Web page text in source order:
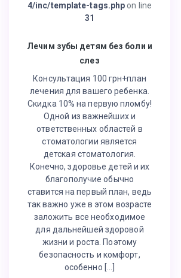
4/inc/template-tags.php on line
31
Лечим зубы детям без боли и
слез
Консультация 100 грн+план
лечения для вашего ребенка.
Скидка 10% на первую пломбу!
Одной из важнейших и
ответственных областей в
стоматологии является
детская стоматология.
Конечно, здоровье детей и их
благополучие обычно
ставится на первый план, ведь
так важно уже в этом возрасте
заложить все необходимое
для дальнейшей здоровой
жизни и роста. Поэтому
безопасность и комфорт,
особенно […]